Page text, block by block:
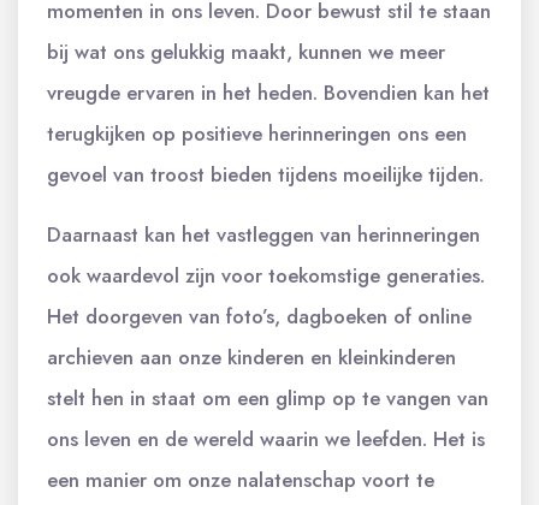
momenten in ons leven. Door bewust stil te staan
bij wat ons gelukkig maakt, kunnen we meer
vreugde ervaren in het heden. Bovendien kan het
terugkijken op positieve herinneringen ons een
gevoel van troost bieden tijdens moeilijke tijden.
Daarnaast kan het vastleggen van herinneringen
ook waardevol zijn voor toekomstige generaties.
Het doorgeven van foto’s, dagboeken of online
archieven aan onze kinderen en kleinkinderen
stelt hen in staat om een glimp op te vangen van
ons leven en de wereld waarin we leefden. Het is
een manier om onze nalatenschap voort te